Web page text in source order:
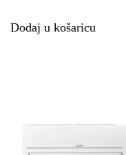
Dodaj u košaricu